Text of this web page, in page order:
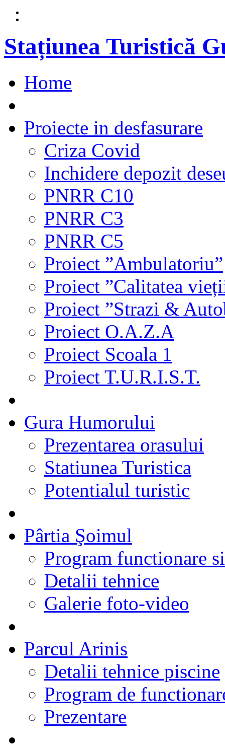
Stațiunea Turistică
Home
Proiecte in desfasurare
Criza Covid
Inchidere depozit
PNRR C10
PNRR C3
PNRR C5
Proiect ”Ambulatoriu”
Proiect ”Calitatea
Proiect ”Strazi &
Proiect O.A.Z.A
Proiect Scoala 1
Proiect T.U.R.I.S.T.
Gura Humorului
Prezentarea orasului
Statiunea Turistica
Potentialul turistic
Pârtia Şoimul
Program functionare
Detalii tehnice
Galerie foto-video
Parcul Arinis
Detalii tehnice piscine
Program de
Prezentare